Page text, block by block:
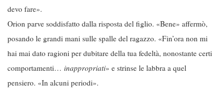
devo fare».
Orion parve soddisfatto dalla risposta del figlio. «Bene» affermò,
posando le grandi mani sulle spalle del ragazzo. «Fin’ora non mi
hai mai dato ragioni per dubitare della tua fedeltà, nonostante certi
comportamenti… inappropriati» e strinse le labbra a quel
pensiero. «In alcuni periodi».